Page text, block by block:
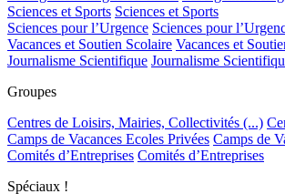
Sciences et Sports Sciences et Sports
Sciences pour l’Urgence Sciences pour
Vacances et Soutien Scolaire Vacances et
Journalisme Scientifique Journalisme
Groupes
Centres de Loisirs, Mairies, Collectivités (...)
Camps de Vacances Ecoles Privées Camps de
Comités d’Entreprises Comités d’Entreprises
Spéciaux !